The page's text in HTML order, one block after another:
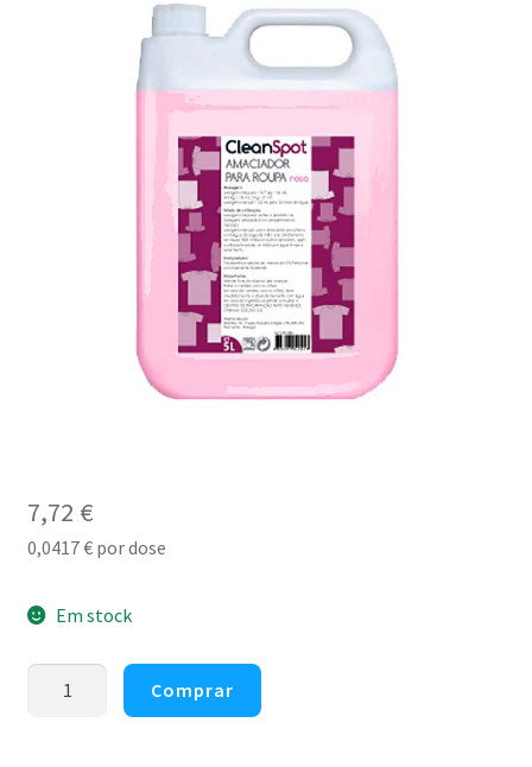
7,72 €
0,0417€por dose
Em stock
Comprar